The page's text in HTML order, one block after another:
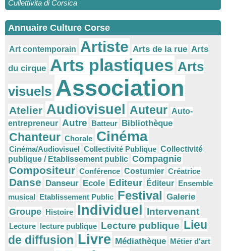
Cullettivita di Corsica
Annuaire Culture Corse
Art contemporain Artiste Arts de la rue Arts
du cirque Arts plastiques Arts
visuels Association
Atelier Audiovisuel Auteur Auto-
entrepreneur Autre Batteur Bibliothèque
Chanteur Chorale Cinéma
Cinéma/Audiovisuel Collectivité Publique Collectivité
publique / Etablissement public Compagnie
Compositeur Conférence Costumier Créatrice
Danse Danseur Ecole Editeur Éditeur Ensemble
musical Etablissement Public Festival Galerie
Groupe Histoire Individuel Intervenant
Lecture lecture publique Lecture publique Lieu
de diffusion Livre Médiathèque Métier d'art